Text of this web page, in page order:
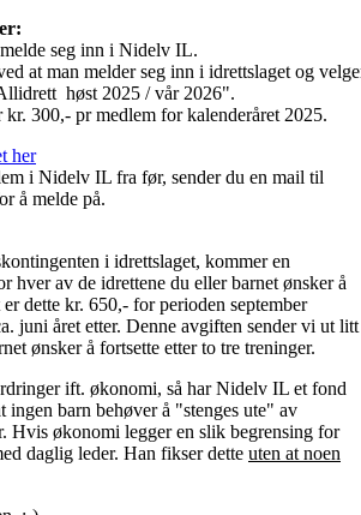
seg inn i Nidelv IL.
at man melder seg inn i idrettslaget og
høst 2025 / vår 2026".
kr. 300,- pr medlem for kalenderåret 2025.
her
i Nidelv IL fra før, sender du en mail til
å melde på.
i idrettslaget, kommer en
hver av de idrettene du eller barnet ønsker å
dette kr. 650,- for perioden september
juni året etter. Denne avgiften sender vi ut litt
ønsker å fortsette etter to tre treninger.
ift. økonomi, så har Nidelv IL et fond
ingen barn behøver å "stenges ute" av
Hvis økonomi legger en slik begrensing for
daglig leder. Han fikser dette uten at noen